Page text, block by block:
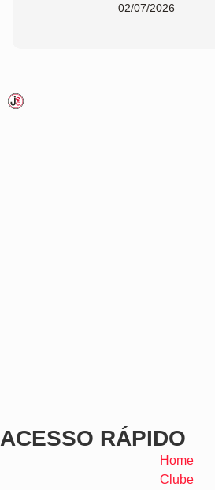
02/07/2026
ACESSO RÁPIDO
Home
Clube